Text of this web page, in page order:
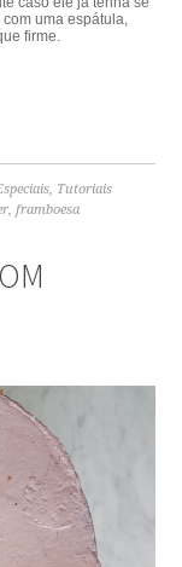
uma espátula,
firme.
, Tutoriais
,framboesa